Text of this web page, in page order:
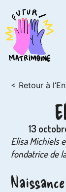
< Retour à
13
Elisa Michiels
fondatrice de